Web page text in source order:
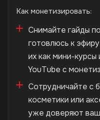
Как монетизировать:
Снимайте гайды
готовлюсь к
их как мини-
YouTube с
Сотрудничайте с
косметики или
уже доверяют